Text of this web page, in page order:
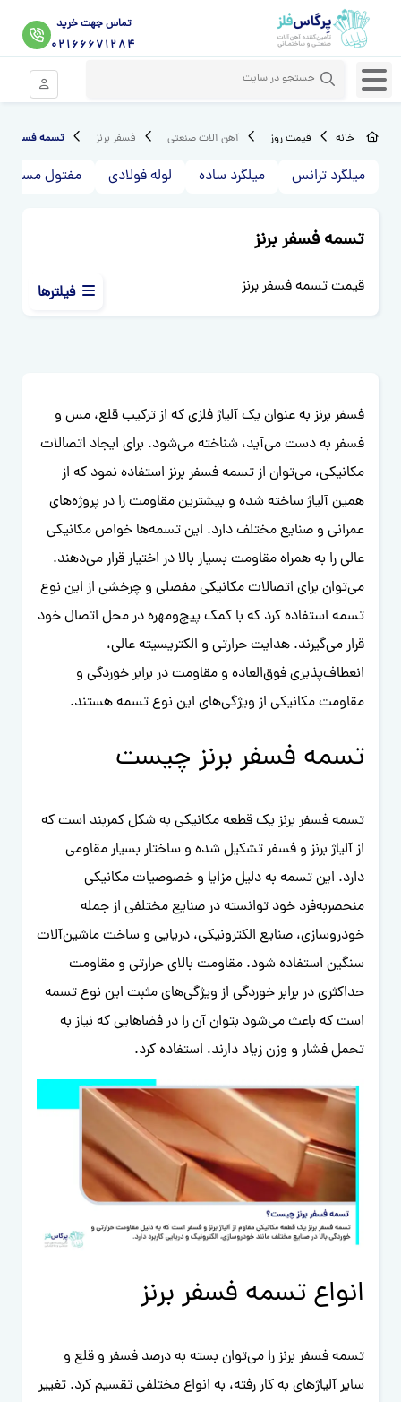
02166671284
تماس جهت خرید
ورود
خانه قیمت روز آهن آلات صنعتی فسفر برنز تسمه فسفر
فیلترها
میلگرد ترانس میلگرد ساده لوله فولادی مفتول مسوار
تسمه فسفر برنز
قیمت تسمه فسفر برنز
فسفر برنز به عنوان یک آلیاژ فلزی که از ترکیب قلع، مس و
فسفر به دست می‌آید، شناخته می‌شود. برای ایجاد اتصالات
مکانیکی، می‌توان از تسمه فسفر برنز استفاده نمود که از
همین آلیاژ ساخته شده و بیشترین مقاومت را در پروژه‌های
عمرانی و صنایع مختلف دارد. این تسمه‌ها خواص مکانیکی
عالی را به همراه مقاومت بسیار بالا در اختیار قرار می‌دهند.
می‌توان برای اتصالات مکانیکی مفصلی و چرخشی از این نوع
تسمه استفاده کرد که با کمک پیچ‌ومهره در محل اتصال خود
قرار می‌گیرند. هدایت حرارتی و الکتریسیته عالی،
انعطاف‌پذیری فوق‌العاده و مقاومت در برابر خوردگی و
مقاومت مکانیکی از ویژگی‌های این نوع تسمه هستند.
تسمه فسفر برنز چیست
تسمه فسفر برنز یک قطعه مکانیکی به شکل کمربند است که
از آلیاژ برنز و فسفر تشکیل شده و ساختار بسیار مقاومی
دارد. این تسمه به دلیل مزایا و خصوصیات مکانیکی
منحصربه‌فرد خود توانسته در صنایع مختلفی از جمله
خودروسازی، صنایع الکترونیکی، دریایی و ساخت ماشین‌آلات
سنگین استفاده شود. مقاومت بالای حرارتی و مقاومت
حداکثری در برابر خوردگی از ویژگی‌های مثبت این نوع تسمه
است که باعث می‌شود بتوان آن را در فضاهایی که نیاز به
تحمل فشار و وزن زیاد دارند، استفاده کرد.
انواع تسمه فسفر برنز
تسمه فسفر برنز را می‌توان بسته به درصد فسفر و قلع و
سایر آلیاژهای به کار رفته، به انواع مختلفی تقسیم کرد. تغییر